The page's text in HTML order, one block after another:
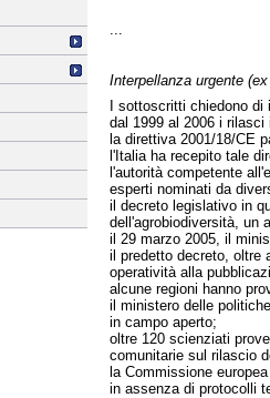
Interpellanza urgente
I sottoscritti chiedono di
dal 1999 al 2006 i
la direttiva 2001/18/CE
l'Italia ha recepito tale
l'autorità competente
esperti nominati da
il decreto legislativo in
dell'agrobiodiversità, un
il 29 marzo 2005, il
il predetto decreto, oltre
operatività alla
alcune regioni hanno
il ministero delle
in campo aperto;
oltre 120 scienziati
comunitarie sul rilascio
la Commissione
in assenza di protocolli